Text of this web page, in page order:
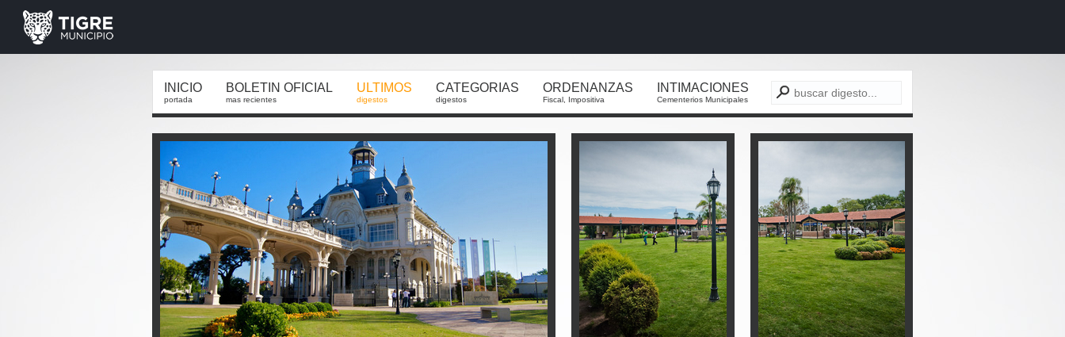
INICIO
portada
BOLETIN OFICIAL
mas recientes
ULTIMOS
digestos
CATEGORIAS
digestos
ORDENANZAS
Fiscal, Impositiva
INTIMACIONES
Cementerios Municipales